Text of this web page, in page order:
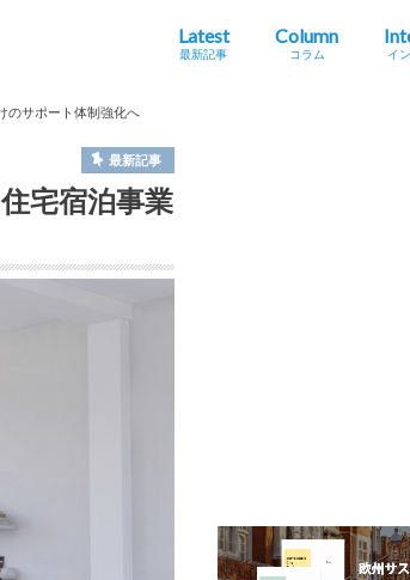
Latest
最新記事
Column
コラム イ
のサポート体制強化へ
最新記事
宅宿泊事業